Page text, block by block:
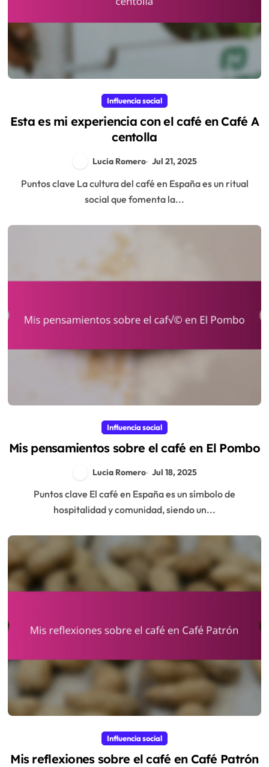
Influencia social
Esta es mi experiencia con el café en Café A
centolla
Lucia Romero Jul 21, 2025
Puntos clave La cultura del café en España es un ritual
social que fomenta la...
Influencia social
Mis pensamientos sobre el café en El Pombo
Lucia Romero Jul 18, 2025
Puntos clave El café en España es un símbolo de
hospitalidad y comunidad, siendo un...
Influencia social
Mis reflexiones sobre el café en Café Patrón